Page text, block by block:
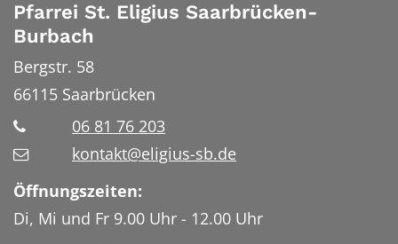
Pfarrei St. Eligius Saarbrücken-
Burbach
Bergstr. 58
66115 Saarbrücken
06 81 76 203
kontakt@eligius-sb.de
Öffnungszeiten:
Di, Mi und Fr 9.00 Uhr - 12.00 Uhr